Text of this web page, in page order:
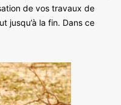
de vos travaux de
jusqu’à la fin. Dans ce